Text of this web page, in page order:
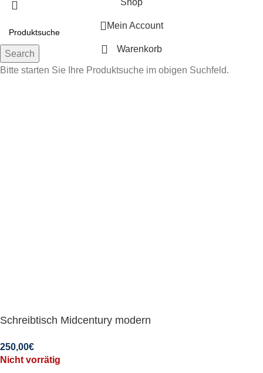
Search
Bitte starten Sie Ihre Produktsuche im obigen Suchfeld.
Mein Account
Warenkorb
Schreibtisch Midcentury modern
250,00€
Nicht vorrätig